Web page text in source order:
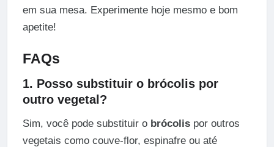
em sua mesa. Experimente hoje mesmo e bom
apetite!
FAQs
1. Posso substituir o brócolis por
outro vegetal?
Sim, você pode substituir o brócolispor outros
vegetais como couve-flor, espinafre ou até